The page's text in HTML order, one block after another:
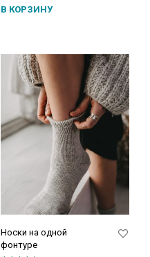
В КОРЗИНУ
Носки на одной
фонтуре